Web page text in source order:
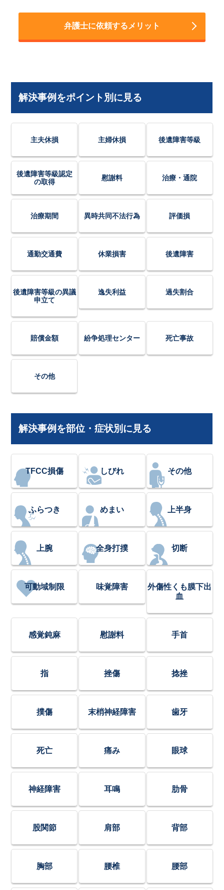
弁護士に依頼するメリット
解決事例をポイント別に見る
主夫休損 主婦休損 後遺障害等級
後遺障害等級認定
の取得
慰謝料 治療・通院
治療期間 異時共同不法行為 評価損
通勤交通費 休業損害 後遺障害
後遺障害等級の異議
申立て
逸失利益 過失割合
賠償金額 紛争処理センター 死亡事故
その他
解決事例を部位・症状別に見る
TFCC損傷 しびれ その他
ふらつき めまい 上半身
上腕 全身打撲 切断
可動域制限 味覚障害
外傷性くも膜下出
血
感覚鈍麻 慰謝料 手首
指 挫傷 捻挫
撲傷 末梢神経障害 歯牙
死亡 痛み 眼球
神経障害 耳鳴 肋骨
股関節 肩部 背部
胸部 腰椎 腰部